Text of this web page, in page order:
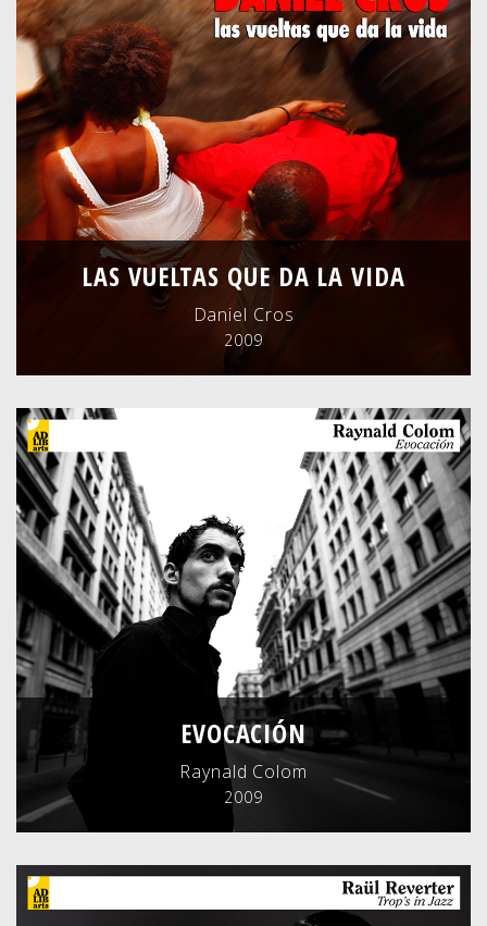
LAS VUELTAS QUE DA LA VIDA
Daniel Cros
2009
EVOCACIÓN
Raynald Colom
2009